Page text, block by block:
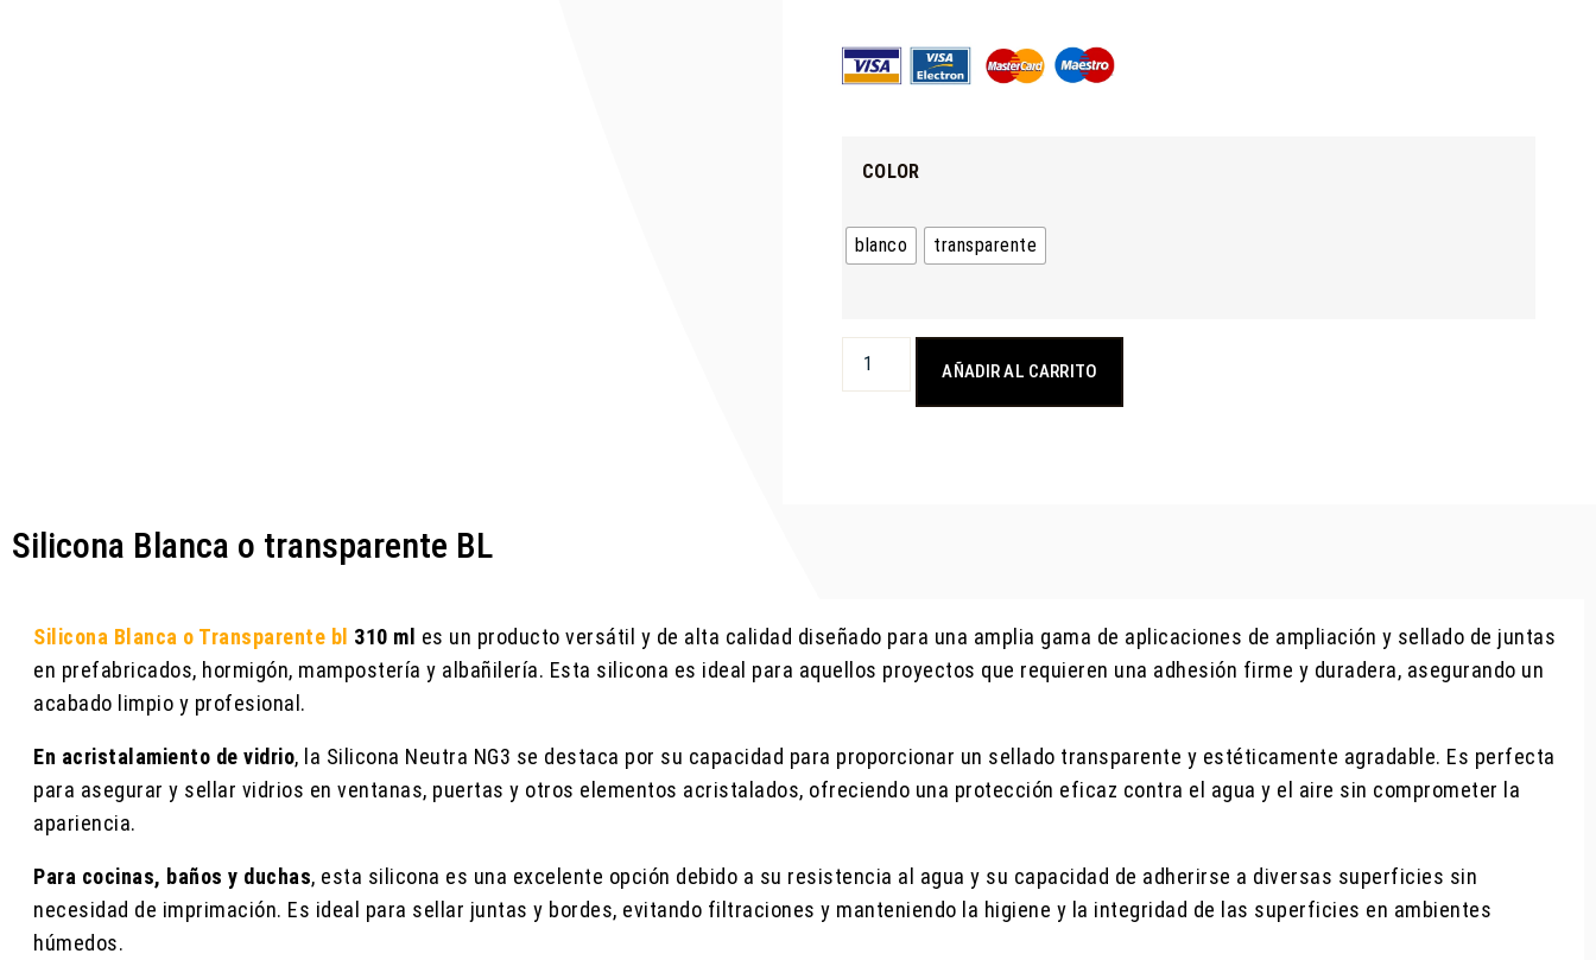
COLOR
blanco transparente
AÑADIR AL CARRITO
Silicona Blanca o transparente BL
Silicona Blanca o Transparente bl 310 ml es un producto versátil y de alta calidad diseñado para una amplia gama de aplicaciones de ampliación y sellado de juntas
en prefabricados, hormigón, mampostería y albañilería. Esta silicona es ideal para aquellos proyectos que requieren una adhesión firme y duradera, asegurando un
acabado limpio y profesional.
En acristalamiento de vidrio, la Silicona Neutra NG3 se destaca por su capacidad para proporcionar un sellado transparente y estéticamente agradable. Es perfecta
para asegurar y sellar vidrios en ventanas, puertas y otros elementos acristalados, ofreciendo una protección eficaz contra el agua y el aire sin comprometer la
apariencia.
Para cocinas, baños y duchas, esta silicona es una excelente opción debido a su resistencia al agua y su capacidad de adherirse a diversas superficies sin
necesidad de imprimación. Es ideal para sellar juntas y bordes, evitando filtraciones y manteniendo la higiene y la integridad de las superficies en ambientes
húmedos.